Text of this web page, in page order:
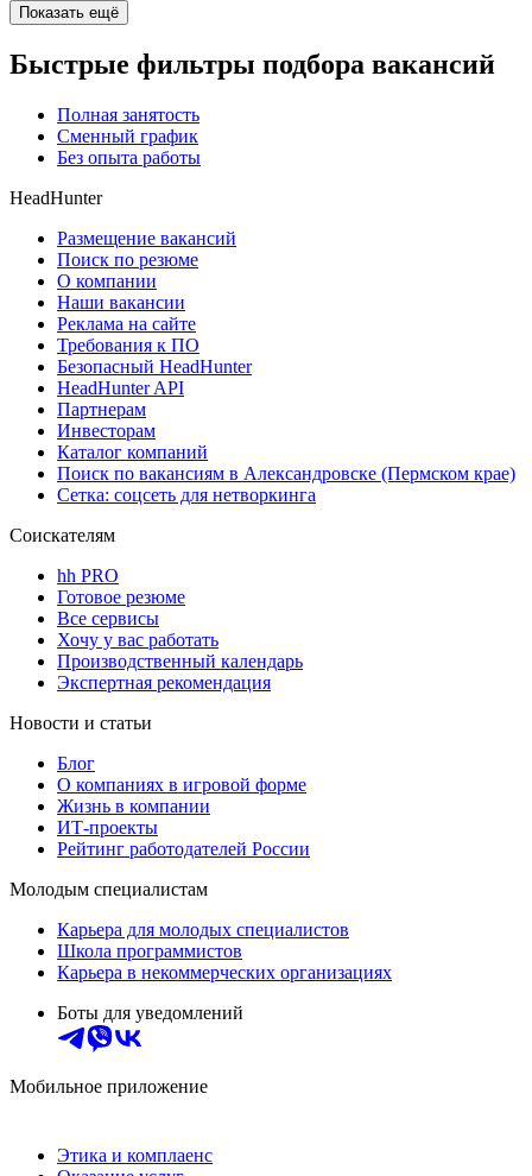
Показать ещё
Быстрые фильтры подбора вакансий
Полная занятость
Сменный график
Без опыта работы
HeadHunter
Размещение вакансий
Поиск по резюме
О компании
Наши вакансии
Реклама на сайте
Требования к ПО
Безопасный HeadHunter
HeadHunter API
Партнерам
Инвесторам
Каталог компаний
Поиск по вакансиям в Александровске (Пермском крае)
Сетка: соцсеть для нетворкинга
Соискателям
hh PRO
Готовое резюме
Все сервисы
Хочу у вас работать
Производственный календарь
Экспертная рекомендация
Новости и статьи
Блог
О компаниях в игровой форме
Жизнь в компании
ИТ-проекты
Рейтинг работодателей России
Молодым специалистам
Карьера для молодых специалистов
Школа программистов
Карьера в некоммерческих организациях
Боты для уведомлений
Мобильное приложение
Этика и комплаенс